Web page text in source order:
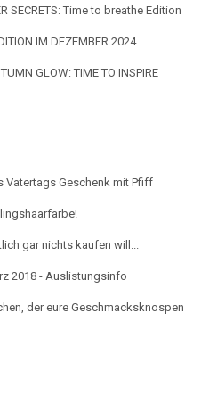
SECRETS: Time to breathe Edition
IM DEZEMBER 2024
GLOW: TIME TO INSPIRE
Vatertags Geschenk mit Pfiff
gar nichts kaufen will...
2018 - Auslistungsinfo
der eure Geschmacksknospen